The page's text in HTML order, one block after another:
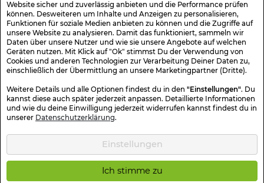
Website sicher und zuverlässig anbieten und die Performance prüfen
können. Desweiteren um Inhalte und Anzeigen zu personalisieren,
Funktionen für soziale Medien anbieten zu können und die Zugriffe auf
unsere Website zu analysieren. Damit das funktioniert, sammeln wir
Daten über unsere Nutzer und wie sie unsere Angebote auf welchen
Geräten nutzen. Mit Klick auf "Ok" stimmst Du der Verwendung von
Cookies und anderen Technologien zur Verarbeitung Deiner Daten zu,
einschließlich der Übermittlung an unsere Marketingpartner (Dritte).
Weitere Details und alle Optionen findest du in den "Einstellungen". Du
kannst diese auch später jederzeit anpassen. Detaillierte Informationen
und wie du deine Einwilligung jederzeit widerrufen kannst findest du in
unserer Datenschutzerklärung.
Einstellungen
Ich stimme zu
Geschenk-Gutscheine
Versand & Rücksendung
Sicher Einkaufen
Kotte & Zeller 2026 © Alle Rechte vorbehalten. Die durchgestrichenen